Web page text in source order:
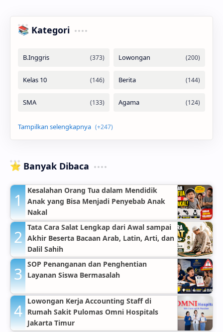
📚 Kategori
⭐ Banyak Dibaca
Kesalahan Orang Tua dalam Mendidik
Anak yang Bisa Menjadi Penyebab Anak
Nakal
Tata Cara Salat Lengkap dari Awal sampai
Akhir Beserta Bacaan Arab, Latin, Arti, dan
Dalil Sahih
SOP Penanganan dan Penghentian
Layanan Siswa Bermasalah
Lowongan Kerja Accounting Staff di
Rumah Sakit Pulomas Omni Hospitals
Jakarta Timur